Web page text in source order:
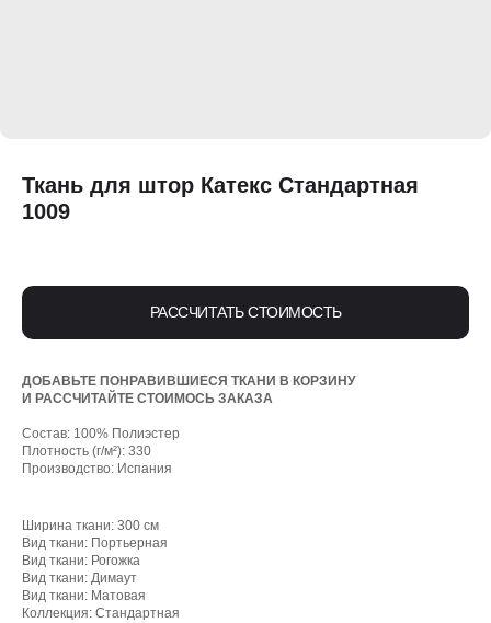
Ткань для штор Катекс Стандартная
1009
РАССЧИТАТЬ СТОИМОСТЬ
ДОБАВЬТЕ ПОНРАВИВШИЕСЯ ТКАНИ В КОРЗИНУ
И РАССЧИТАЙТЕ СТОИМОСЬ ЗАКАЗА
Состав: 100% Полиэстер
Плотность (г/м²): 330
Производство: Испания
Ширина ткани: 300 см
Вид ткани: Портьерная
Вид ткани: Рогожка
Вид ткани: Димаут
Вид ткани: Матовая
Коллекция: Стандартная